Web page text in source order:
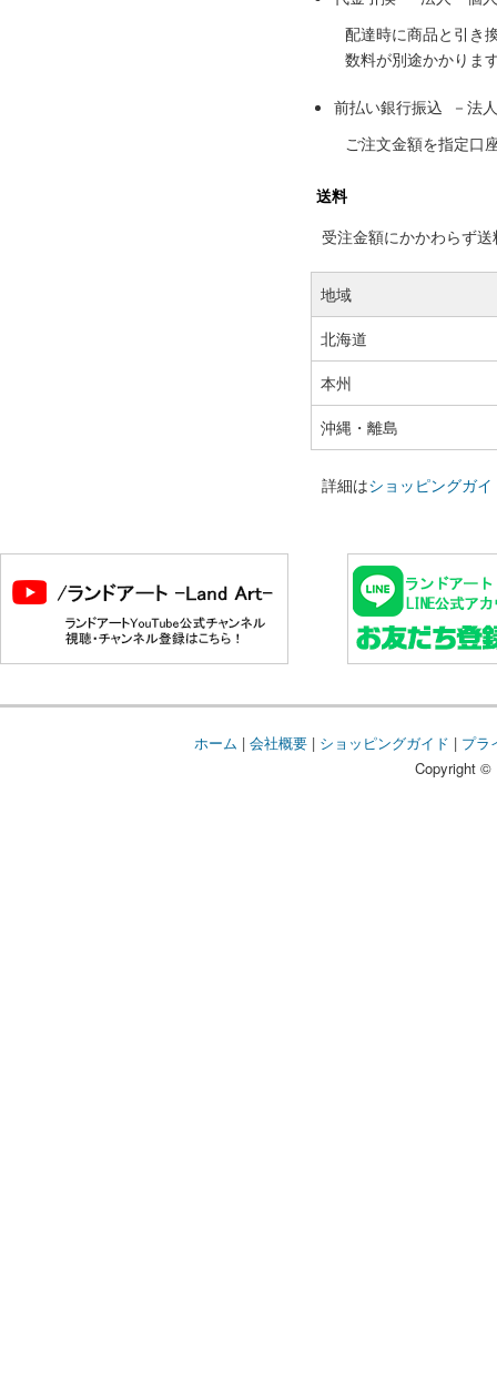
配達時に商品と引き
数料が別途かかりま
前払い銀行振込 －法
ご注文金額を指定口
送料
受注金額にかかわらず
地域
北海道
本州
沖縄・離島
詳細はショッピングガイ
ホーム | 会社概要| ショッピングガイド | プラ
Copyright ©